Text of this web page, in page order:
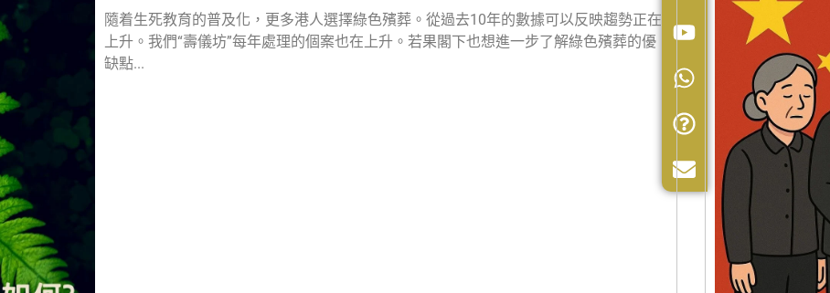
隨着生死教育的普及化，更多港人選擇綠色殯葬。從過去10年的數據可以反映趨勢正在
上升。我們“壽儀坊”每年處理的個案也在上升。若果閣下也想進一步了解綠色殯葬的優
缺點...